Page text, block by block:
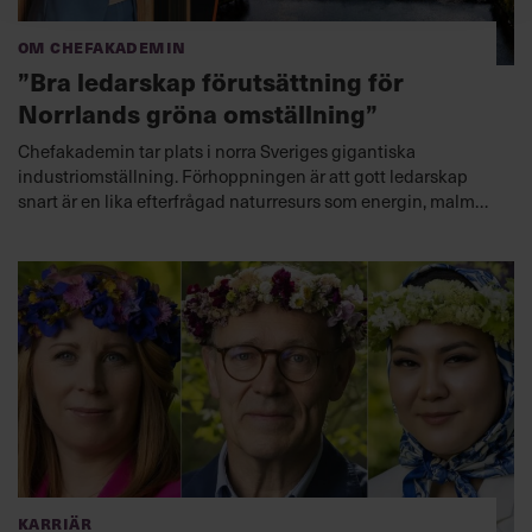
Om Chefakademin
”Bra ledarskap förutsättning för
Norrlands gröna omställning”
Chefakademin tar plats i norra Sveriges gigantiska
industriomställning. Förhoppningen är att gott ledarskap
snart är en lika efterfrågad naturresurs som energin, malmen
Karriär